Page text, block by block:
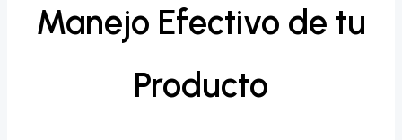
Manejo Efectivo de tu
Producto